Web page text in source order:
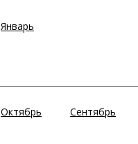
Январь
Октябрь Сентябрь